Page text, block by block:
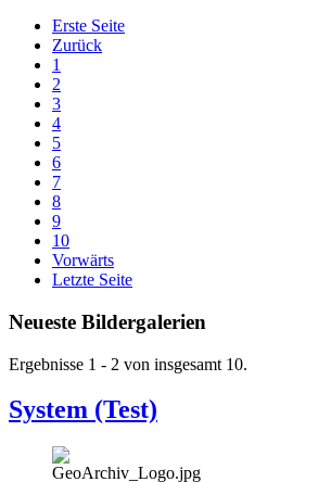
Erste Seite
Zurück
1
2
3
4
5
6
7
8
9
10
Vorwärts
Letzte Seite
Neueste Bildergalerien
Ergebnisse 1 - 2 von insgesamt 10.
System (Test)